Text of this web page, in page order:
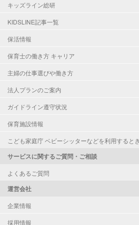
キッズライン総研
KIDSLINE記事一覧
保活情報
保育士の働き方 キャリア
主婦の仕事選びや働き方
法人プランのご案内
ガイドライン遵守状況
保育施設情報
こども家庭庁 ベビーシッターなどを利用すると
サービスに関するご質問・ご相談
よくあるご質問
運営会社
企業情報
採用情報